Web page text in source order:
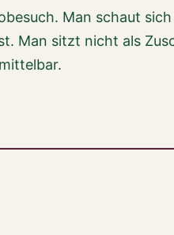
Man schaut
Man sitzt nicht als